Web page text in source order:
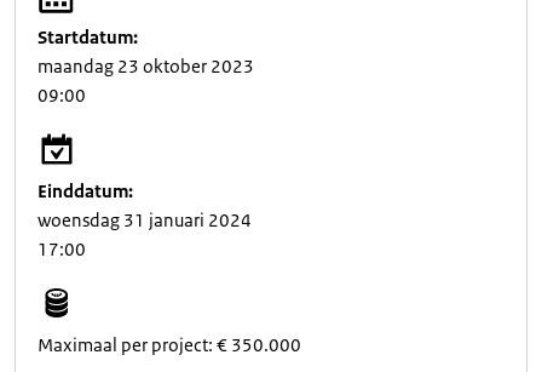
Startdatum:
maandag 23 oktober 2023
09:00
Einddatum:
woensdag 31 januari 2024
17:00
Maximaal per project: € 350.000